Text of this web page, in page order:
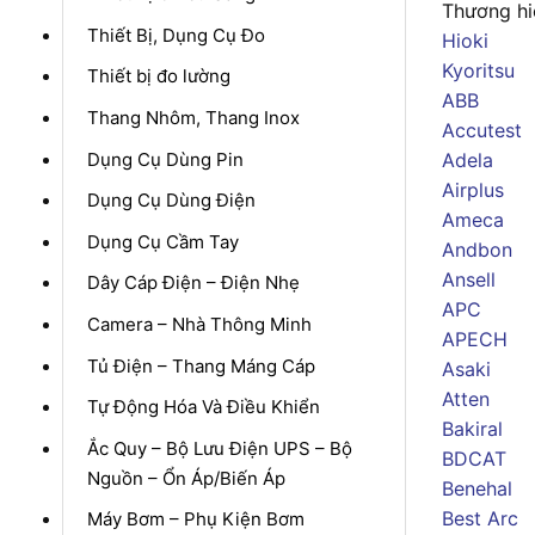
Thiết Bị, Dụng Cụ Đo
Thiết bị đo lường
Thang Nhôm, Thang Inox
Dụng Cụ Dùng Pin
Dụng Cụ Dùng Điện
Dụng Cụ Cầm Tay
Dây Cáp Điện – Điện Nhẹ
Camera – Nhà Thông Minh
Tủ Điện – Thang Máng Cáp
Tự Động Hóa Và Điều Khiển
Ắc Quy – Bộ Lưu Điện UPS – Bộ
Nguồn – Ổn Áp/Biến Áp
Máy Bơm – Phụ Kiện Bơm
Thương
Hioki
Kyoritsu
ABB
Accutest
Adela
Airplus
Ameca
Andbon
Ansell
APC
APECH
Asaki
Atten
Bakiral
BDCAT
Benehal
Best Arc